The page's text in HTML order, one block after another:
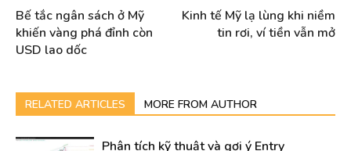
Bế tắc ngân sách ở Mỹ
khiến vàng phá đỉnh còn
USD lao dốc
Kinh tế Mỹ lạ lùng khi niềm
tin rơi, ví tiền vẫn mở
RELATED ARTICLES MORE FROM AUTHOR
Phân tích kỹ thuật và gợi ý Entry